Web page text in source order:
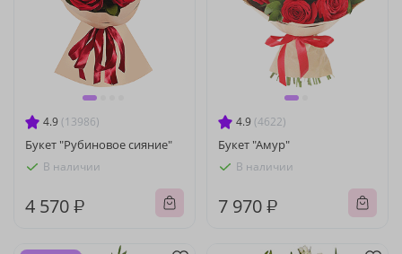
4.9 (13986)
Букет "Рубиновое сияние"
В наличии
4 570 ₽
4.9 (4622)
Букет "Амур"
В наличии
7 970 ₽